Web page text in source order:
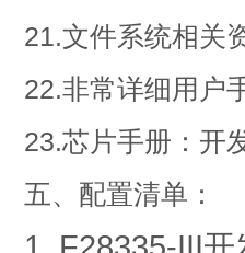
21.文件系统相关
22.非常详细用户
23.芯片手册：开
五、配置清单：